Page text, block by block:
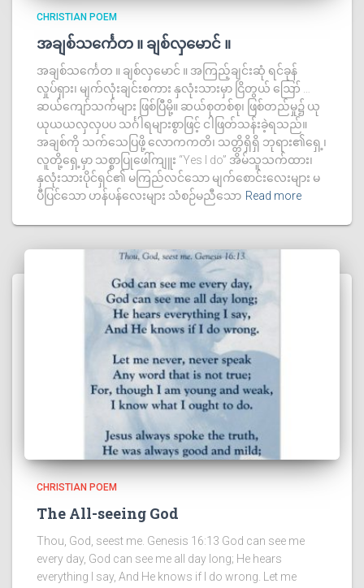
CHRISTIAN POEM
အချစ်သင်္ကေတ ။ ချစ်လှမောင် ။
အချစ်သင်္ကေတ ။ ချစ်လှမောင် ။ အကြည့်ချင်းဆုံ ရင်ခုန်
လှုပ်ရှား၊ မျက်လုံးချင်းစကား နှလုံးသားမှာ ငြိတွယ် ဪ …
ဆယ်ကျော်သက်များ ဖြစ်ပြီမို့။ ဆယ်စုတစ်စု၊ ဖြစ်တည်မှု၌ ယု
ယုယယလှလှပပ သင်္ဂါရများစွာဖြင့် ငါဖြတ်သန်းခဲ့ရသည်။
အချစ်ကို သက်သေပြဖို့ လောကကတိ၊ သတ္တိရှိရှိ ဘုရား၏ရှေ့၊
လူတို့ရှေ့မှာ သစ္စာပြုဖေါ်ကျူး “Yes I do” အိမ်သူသက်ထား၊
နှလုံးသားပိုင်ရှင်၏ မကြည်လင်သော မျက်စောင်းလေးများ မ
ပီပြင်သော ဟန်ပန်လေးများ သံစဉ်မညီသော Read more
CHRISTIAN POEM
The All-seeing God
Thou, God, seest me. Genesis 16:13 God can see me
every day, God can see me all day long; He hears
everything I say, And He knows if I do wrong. Let me